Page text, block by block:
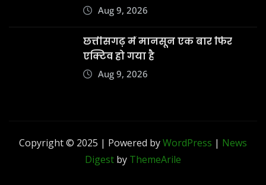
Aug 9, 2026
छत्तीसगढ़ में मानसून एक बार फिर
एक्टिव हो गया है
Aug 9, 2026
Copyright © 2025 | Powered byWordPress | News
Digest by ThemeArile